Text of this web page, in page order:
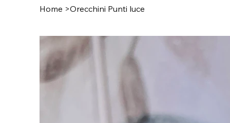
Home >Orecchini Punti luce